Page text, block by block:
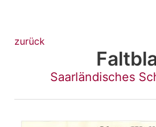
zurück
Saarländisches